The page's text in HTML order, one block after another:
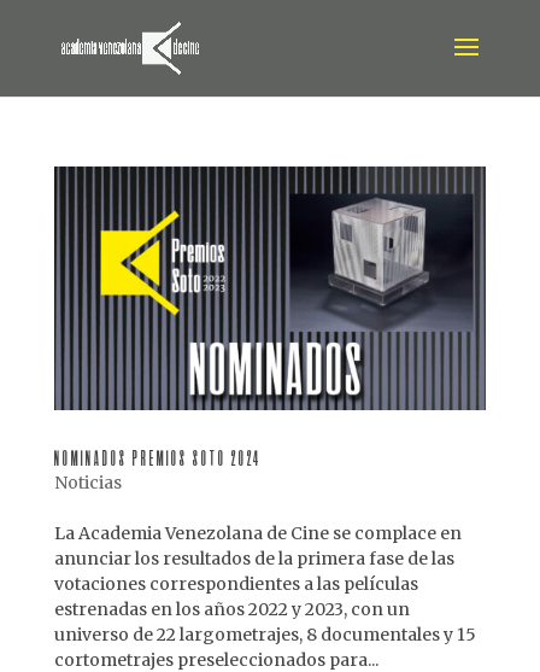
NOMINADOS PREMIOS SOTO 2024
Noticias
La Academia Venezolana de Cine se complace en
anunciar los resultados de la primera fase de las
votaciones correspondientes a las películas
estrenadas en los años 2022 y 2023, con un
universo de 22 largometrajes, 8 documentales y 15
cortometrajes preseleccionados para...